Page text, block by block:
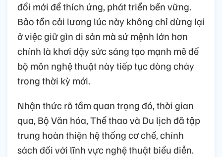
đổi mới để thích ứng, phát triển bền vững.
Bảo tồn cải lương lúc này không chỉ dừng lại
ở việc giữ gìn di sản mà sứ mệnh lớn hơn
chính là khơi dậy sức sáng tạo mạnh mẽ để
bộ môn nghệ thuật này tiếp tục dòng chảy
trong thời kỳ mới.
Nhận thức rõ tầm quan trọng đó, thời gian
qua, Bộ Văn hóa, Thể thao và Du lịch đã tập
trung hoàn thiện hệ thống cơ chế, chính
sách đối với lĩnh vực nghệ thuật biểu diễn.